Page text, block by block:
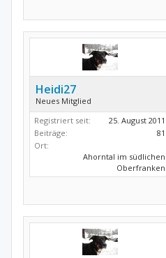
Heidi27
Neues Mitglied
Registriert seit:
25. August 2011
Beiträge:
81
Ort:
Ahorntal im südlichen
Oberfranken